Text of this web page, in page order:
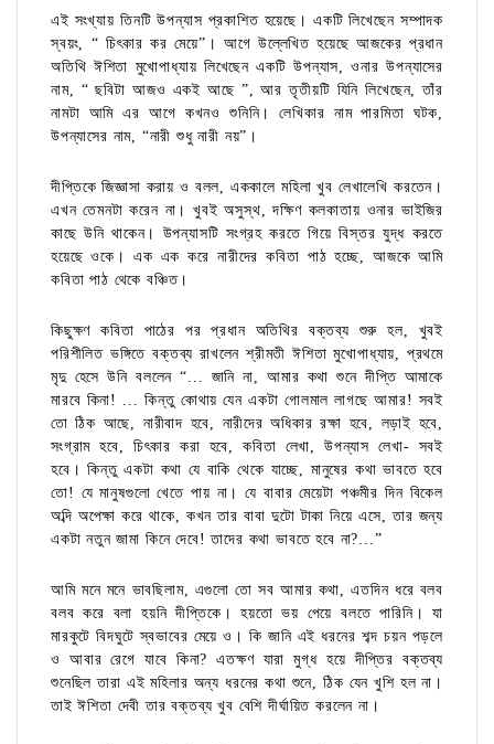
এই সংখ্যায় তিনটি উপন্যাস প্রকাশিত হয়েছে। একটি লিখেছেন সম্পাদক
স্বয়ং, “ চিৎকার কর মেয়ে”। আগে উল্লেখিত হয়েছে আজকের প্রধান
অতিথি ঈশিতা মুখোপাধ্যায় লিখেছেন একটি উপন্যাস, ওনার উপন্যাসের
নাম, “ ছবিটা আজও একই আছে ”, আর তৃতীয়টি যিনি লিখেছেন, তাঁর
নামটা আমি এর আগে কখনও শুনিনি। লেখিকার নাম পারমিতা ঘটক,
উপন্যাসের নাম, “নারী শুধু নারী নয়”।
দীপ্তিকে জিজ্ঞাসা করায় ও বলল, এককালে মহিলা খুব লেখালেখি করতেন।
এখন তেমনটা করেন না। খুবই অসুস্থ, দক্ষিণ কলকাতায় ওনার ভাইজির
কাছে উনি থাকেন। উপন্যাসটি সংগ্রহ করতে গিয়ে বিস্তর যুদ্ধ করতে
হয়েছে ওকে। এক এক করে নারীদের কবিতা পাঠ হচ্ছে, আজকে আমি
কবিতা পাঠ থেকে বঞ্চিত।
কিছুক্ষণ কবিতা পাঠের পর প্রধান অতিথির বক্তব্য শুরু হল, খুবই
পরিশীলিত ভঙ্গিতে বক্তব্য রাখলেন শ্রীমতী ঈশিতা মুখোপাধ্যায়, প্রথমে
মৃদু হেসে উনি বললেন “... জানি না, আমার কথা শুনে দীপ্তি আমাকে
মারবে কিনা! ... কিন্তু কোথায় যেন একটা গোলমাল লাগছে আমার! সবই
তো ঠিক আছে, নারীবাদ হবে, নারীদের অধিকার রক্ষা হবে, লড়াই হবে,
সংগ্রাম হবে, চিৎকার করা হবে, কবিতা লেখা, উপন্যাস লেখা- সবই
হবে। কিন্তু একটা কথা যে বাকি থেকে যাচ্ছে, মানুষের কথা ভাবতে হবে
তো! যে মানুষগুলো খেতে পায় না। যে বাবার মেয়েটা পঞ্চমীর দিন বিকেল
অব্দি অপেক্ষা করে থাকে, কখন তার বাবা দুটো টাকা নিয়ে এসে, তার জন্য
একটা নতুন জামা কিনে দেবে! তাদের কথা ভাবতে হবে না?...”
আমি মনে মনে ভাবছিলাম, এগুলো তো সব আমার কথা, এতদিন ধরে বলব
বলব করে বলা হয়নি দীপ্তিকে। হয়তো ভয় পেয়ে বলতে পারিনি। যা
মারকুটে বিদঘুটে স্বভাবের মেয়ে ও। কি জানি এই ধরনের শব্দ চয়ন পড়লে
ও আবার রেগে যাবে কিনা? এতক্ষণ যারা মুগ্ধ হয়ে দীপ্তির বক্তব্য
শুনেছিল তারা এই মহিলার অন্য ধরনের কথা শুনে, ঠিক যেন খুশি হল না।
তাই ঈশিতা দেবী তার বক্তব্য খুব বেশি দীর্ঘায়িত করলেন না।